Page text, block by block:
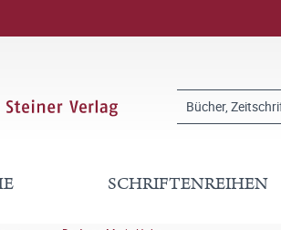
SCHRIFTENREIHEN